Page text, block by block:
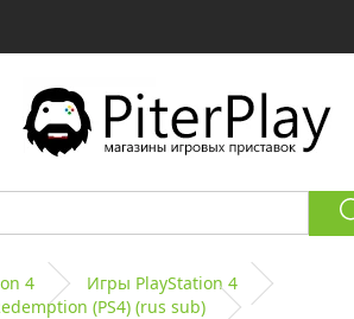
4
Игры PlayStation 4
(PS4) (rus sub)